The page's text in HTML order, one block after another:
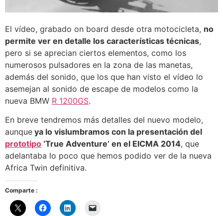
El vídeo, grabado on board desde otra motocicleta, no
permite ver en detalle los características técnicas,
pero si se aprecian ciertos elementos, como los
numerosos pulsadores en la zona de las manetas,
además del sonido, que los que han visto el vídeo lo
asemejan al sonido de escape de modelos como la
nueva BMW R 1200GS.
En breve tendremos más detalles del nuevo modelo,
aunque ya lo vislumbramos con la presentación del
prototipo ‘True Adventure’ en el EICMA 2014, que
adelantaba lo poco que hemos podido ver de la nueva
Africa Twin definitiva.
Comparte :